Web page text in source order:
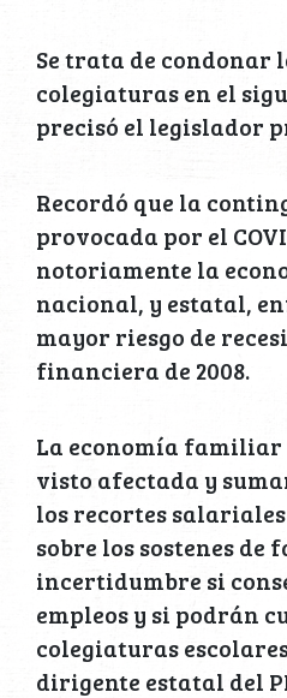
Se trata de condonar
colegiaturas en el
precisó el legislador
Recordó que la
provocada por el
notoriamente la
nacional, y estatal,
mayor riesgo de
financiera de 2008.
La economía familiar
visto afectada y
los recortes
sobre los sostenes
incertidumbre si
empleos y si podrán
colegiaturas
dirigente estatal del